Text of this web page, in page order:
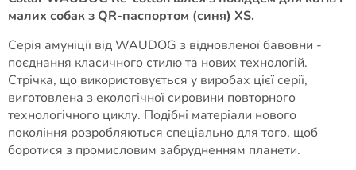
малих собак з QR-паспортом (синя) XS.
Серія амуніції від WAUDOG з відновленої бавовни -
поєднання класичного стилю та нових технологій.
Стрічка, що використовується у виробах цієї серії,
виготовлена ​​з екологічної сировини повторного
технологічного циклу. Подібні матеріали нового
покоління розробляються спеціально для того, щоб
боротися з промисловим забрудненням планети.